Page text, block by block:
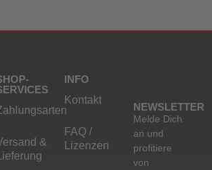
&
Lieferung
INFO
Kontakt
FAQ /
Lizenzen
NEWSLETTER
Melde Dich
an und
profitiere
von